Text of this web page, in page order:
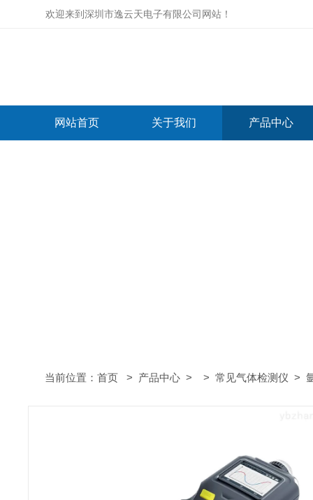
欢迎来到 深圳市逸云天电子有限公司网站 ！
网站首页 关于我们 产品中心
当前位置： 首页 > 产品中心 > > 常见气体检测仪 >